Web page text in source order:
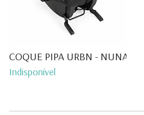
COQUE PIPA URBN - NUNA
Indisponível